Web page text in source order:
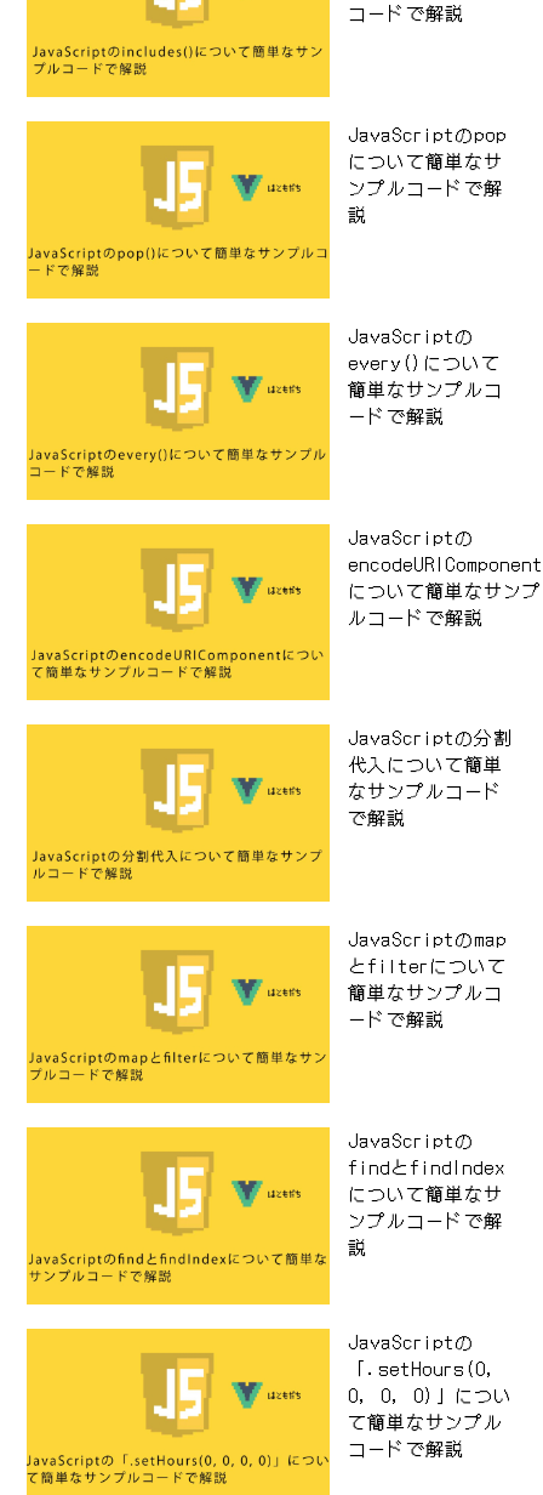
コードで解説
JavaScriptのpop
について簡単なサ
ンプルコードで解
説
JavaScriptの
every()について
簡単なサンプルコ
ードで解説
JavaScriptの
encodeURIComponent
について簡単なサンプ
ルコードで解説
JavaScriptの分割
代入について簡単
なサンプルコード
で解説
JavaScriptのmap
とfilterについて
簡単なサンプルコ
ードで解説
JavaScriptの
findとfindIndex
について簡単なサ
ンプルコードで解
説
JavaScriptの
「.setHours(0,
0, 0, 0)」につい
て簡単なサンプル
コードで解説